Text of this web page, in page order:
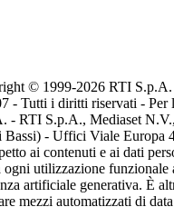
© 1999-2026 RTI
- Tutti i diritti riservati - Per
- RTI S.p.A., Mediaset
Bassi) - Uffici Viale Europa
ai contenuti e ai dati
utilizzazione funzionale
artificiale generativa. È
mezzi automatizzati di